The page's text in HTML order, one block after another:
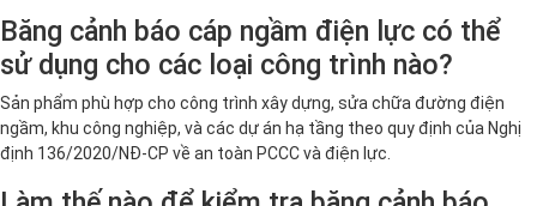
Băng cảnh báo cáp ngầm điện lực có thể
sử dụng cho các loại công trình nào?
Sản phẩm phù hợp cho công trình xây dựng, sửa chữa đường điện
ngầm, khu công nghiệp, và các dự án hạ tầng theo quy định của Nghị
định 136/2020/NĐ-CP về an toàn PCCC và điện lực.